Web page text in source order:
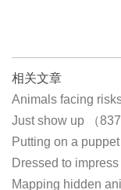
相关文章
Animals facing
Just show up （837
Putting on a
Dressed to
Mapping hidden